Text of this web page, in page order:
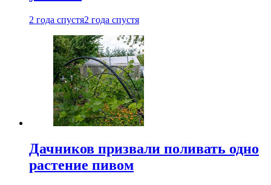
2 года спустя2 года спустя
Дачников призвали поливать одно
растение пивом